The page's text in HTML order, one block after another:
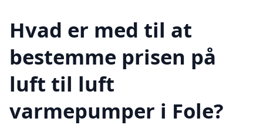
Hvad er med til at
bestemme prisen på
luft til luft
varmepumper i Fole?